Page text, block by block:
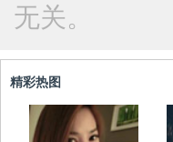
无关。
精彩热图